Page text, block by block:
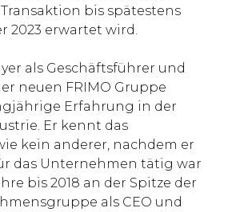
bis spätestens
2023 erwartet wird.
als Geschäftsführer und
neuen FRIMO Gruppe
Erfahrung in der
Er kennt das
kein anderer, nachdem er
das Unternehmen tätig war
bis 2018 an der Spitze der
als CEO und